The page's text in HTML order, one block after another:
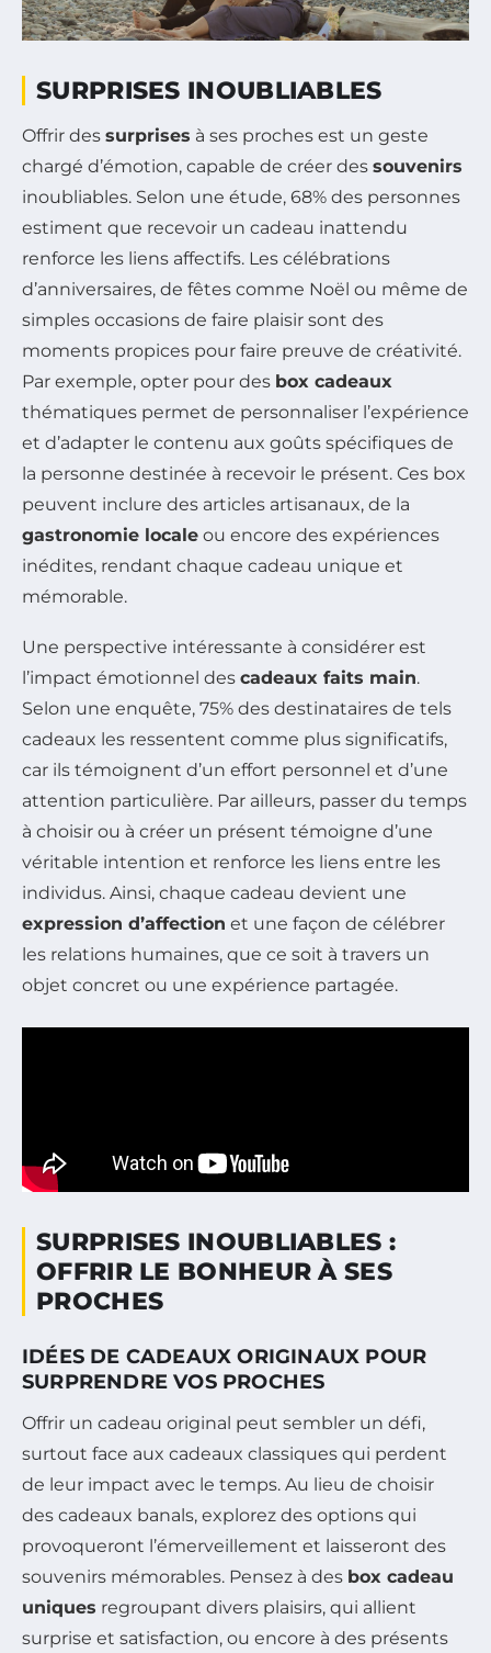
SURPRISES INOUBLIABLES
Offrir des surprises à ses proches est un geste
chargé d’émotion, capable de créer des souvenirs
inoubliables. Selon une étude, 68% des personnes
estiment que recevoir un cadeau inattendu
renforce les liens affectifs. Les célébrations
d’anniversaires, de fêtes comme Noël ou même de
simples occasions de faire plaisir sont des
moments propices pour faire preuve de créativité.
Par exemple, opter pour des box cadeaux
thématiques permet de personnaliser l’expérience
et d’adapter le contenu aux goûts spécifiques de
la personne destinée à recevoir le présent. Ces box
peuvent inclure des articles artisanaux, de la
gastronomie locale ou encore des expériences
inédites, rendant chaque cadeau unique et
mémorable.
Une perspective intéressante à considérer est
l’impact émotionnel des cadeaux faits main.
Selon une enquête, 75% des destinataires de tels
cadeaux les ressentent comme plus significatifs,
car ils témoignent d’un effort personnel et d’une
attention particulière. Par ailleurs, passer du temps
à choisir ou à créer un présent témoigne d’une
véritable intention et renforce les liens entre les
individus. Ainsi, chaque cadeau devient une
expression d’affection et une façon de célébrer
les relations humaines, que ce soit à travers un
objet concret ou une expérience partagée.
SURPRISES INOUBLIABLES :
OFFRIR LE BONHEUR À SES
PROCHES
IDÉES DE CADEAUX ORIGINAUX POUR
SURPRENDRE VOS PROCHES
Offrir un cadeau original peut sembler un défi,
surtout face aux cadeaux classiques qui perdent
de leur impact avec le temps. Au lieu de choisir
des cadeaux banals, explorez des options qui
provoqueront l’émerveillement et laisseront des
souvenirs mémorables. Pensez à des box cadeau
uniques regroupant divers plaisirs, qui allient
surprise et satisfaction, ou encore à des présents